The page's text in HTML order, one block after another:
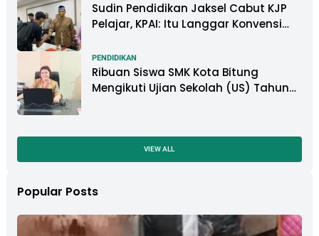
Sudin Pendidikan Jaksel Cabut KJP
Pelajar, KPAI: Itu Langgar Konvensi
PENDIDIKAN
Ribuan Siswa SMK Kota Bitung
Mengikuti Ujian Sekolah (US) Tahun
VIEW ALL
Popular Posts